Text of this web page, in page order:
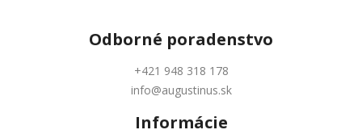
Odborné poradenstvo
+421 948 318 178
info@augustinus.sk
Informácie